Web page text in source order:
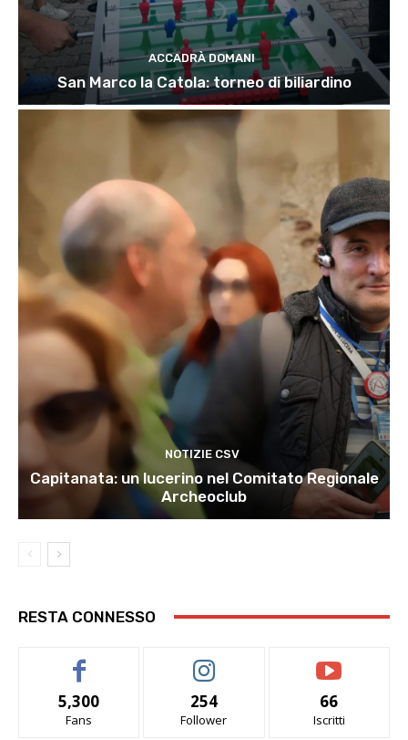
ACCADRÀ DOMANI
San Marco la Catola: torneo di biliardino
NOTIZIE CSV
Capitanata: un lucerino nel Comitato Regionale
Archeoclub
RESTA CONNESSO
5,300
Fans
254
Follower
66
Iscritti